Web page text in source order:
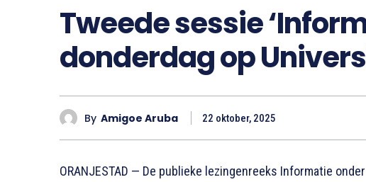
Tweede sessie
donderdag op
By Amigoe Aruba 22 oktober, 2025
ORANJESTAD — De publieke lezingenreeks Informatie